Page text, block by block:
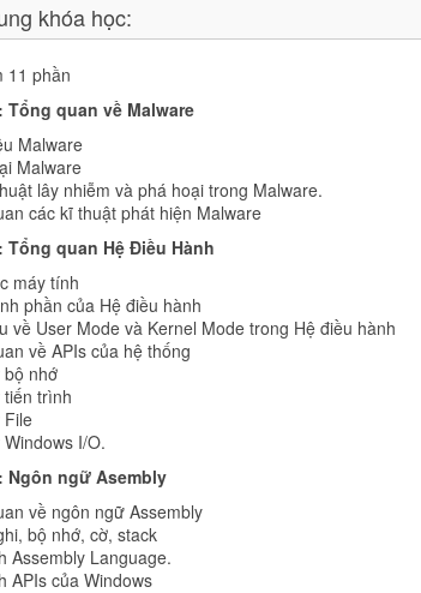
khóa học:
11 phần
Tổng quan về Malware
Malware
Malware
lây nhiễm và phá hoại trong Malware.
các kĩ thuật phát hiện Malware
Tổng quan Hệ Điều Hành
máy tính
phần của Hệ điều hành
về User Mode và Kernel Mode trong Hệ điều hành
về APIs của hệ thống
bộ nhớ
trình
File
I/O.
Ngôn ngữ Asembly
về ngôn ngữ Assembly
bộ nhớ, cờ, stack
Assembly Language.
APIs của Windows